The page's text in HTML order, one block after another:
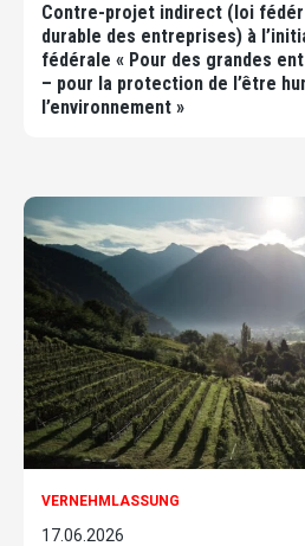
Contre-projet indirect (loi
durable des entreprises) à
fédérale « Pour des grandes
– pour la protection de l’être
l’environnement »
VERNEHMLASSUNG
17.06.2026